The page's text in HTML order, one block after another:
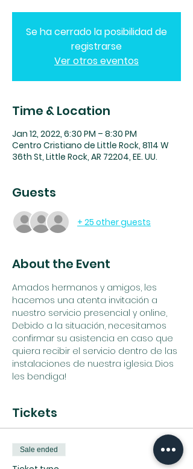
Se ha cerrado la posibilidad de
registrarse
Ver otros eventos
Time & Location
Jan 12, 2022, 6:30 PM – 8:30 PM
Centro Cristiano de Little Rock, 8114 W
36th St, Little Rock, AR 72204, EE. UU.
Guests
+ 25 other guests
About the Event
Amados hermanos y amigos, les
hacemos una atenta invitación a
nuestro servicio presencial y online,
Debido a la situación, necesitamos
confirmar su asistencia en caso que
quiera recibir el servicio dentro de las
instalaciones de nuestra iglesia. Dios
les bendiga!
Tickets
Sale ended